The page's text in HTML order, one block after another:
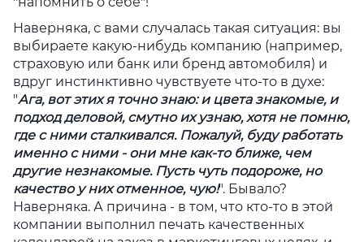
Наверняка, с вами случалась такая ситуация: вы
выбираете какую-нибудь компанию (например,
страховую или банк или бренд автомобиля) и
вдруг инстинктивно чувствуете что-то в духе:
"Ага, вот этих я точно знаю: и цвета знакомые, и
подход деловой, смутно их узнаю, хотя не помню,
где с ними сталкивался. Пожалуй, буду работать
именно с ними - они мне как-то ближе, чем
другие незнакомые. Пусть чуть подороже, но
качество у них отменное, чую!". Бывало?
Наверняка. А причина - в том, что кто-то в этой
компании выполнил печать качественных